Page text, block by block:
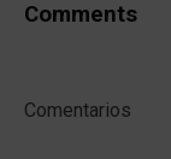
Comments
Comentarios